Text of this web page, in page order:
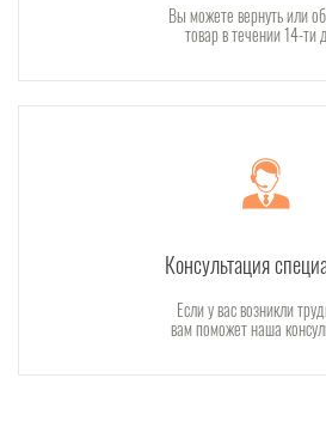
Вы можете вернуть или
товар в течении 14-ти
Консультация
Если у вас возникли
вам поможет наша